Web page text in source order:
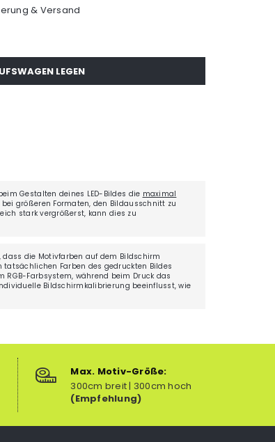
& Versand
LEGEN
Gestalten deines LED-Bildes die maximal
bei größeren Formaten, den Bildausschnitt zu
stark vergrößerst, kann dies zu
dass die Motivfarben auf dem Bildschirm
Farben des gedruckten Bildes
Farbsystem, während beim Druck das
Bildschirmkalibrierung beeinflusst, wie
Max. Motiv-Größe:
300cm breit | 300cm hoch
(Empfehlung)